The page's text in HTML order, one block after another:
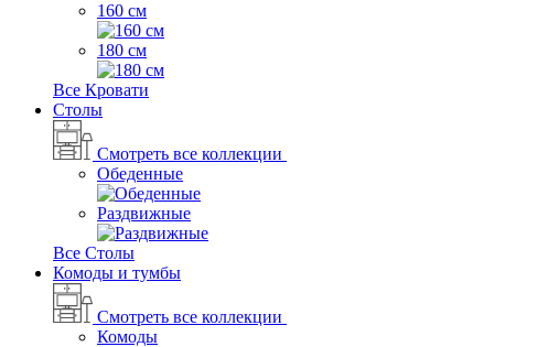
160 см
180 см
Все Кровати
Столы
Смотреть все коллекции
Обеденные
Раздвижные
Все Столы
Комоды и тумбы
Смотреть все коллекции
Комоды